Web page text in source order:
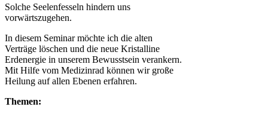
Solche Seelenfesseln hindern uns
vorwärtszugehen.
In diesem Seminar möchte ich die alten
Verträge löschen und die neue Kristalline
Erdenergie in unserem Bewusstsein verankern.
Mit Hilfe vom Medizinrad können wir große
Heilung auf allen Ebenen erfahren.
Themen: